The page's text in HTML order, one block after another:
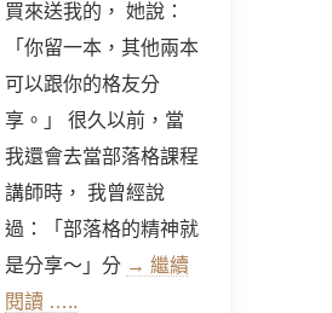
買來送我的， 她說：
「你留一本，其他兩本
可以跟你的格友分
享。」 很久以前，當
我還會去當部落格課程
講師時， 我曾經說
過：「部落格的精神就
是分享～」分 → 繼續
閱讀 …..